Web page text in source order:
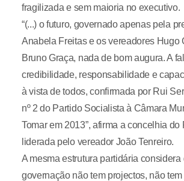
fragilizada e sem maioria no executivo.
“(...) o futuro, governado apenas pela
Anabela Freitas e os vereadores Hugo
Bruno Graça, nada de bom augura. A
credibilidade, responsabilidade e
à vista de todos, confirmada por Rui
nº 2 do Partido Socialista à Câmara
Tomar em 2013”, afirma a concelhia do
liderada pelo vereador João Tenreiro.
A mesma estrutura partidária considera
governação não tem projectos, não